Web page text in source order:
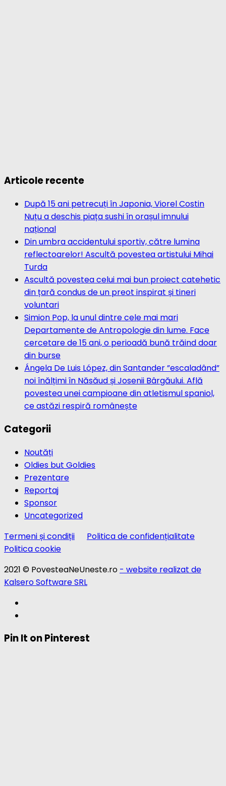
Articole recente
După 15 ani petrecuți în Japonia, Viorel Costin
Nuțu a deschis piața sushi în orașul imnului
național
Din umbra accidentului sportiv, către lumina
reflectoarelor! Ascultă povestea artistului Mihai
Turda
Ascultă povestea celui mai bun proiect catehetic
din țară condus de un preot inspirat și tineri
voluntari
Simion Pop, la unul dintre cele mai mari
Departamente de Antropologie din lume. Face
cercetare de 15 ani, o perioadă bună trăind doar
din burse
Ángela De Luis López, din Santander ”escaladând”
noi înălțimi în Năsăud și Josenii Bârgăului. Află
povestea unei campioane din atletismul spaniol,
ce astăzi respiră românește
Categorii
Noutăți
Oldies but Goldies
Prezentare
Reportaj
Sponsor
Uncategorized
Termeni și condiții
Politica de confidențialitate
Politica cookie
2021 © PovesteaNeUneste.ro - website realizat de
Kalsero Software SRL
Pin It on Pinterest